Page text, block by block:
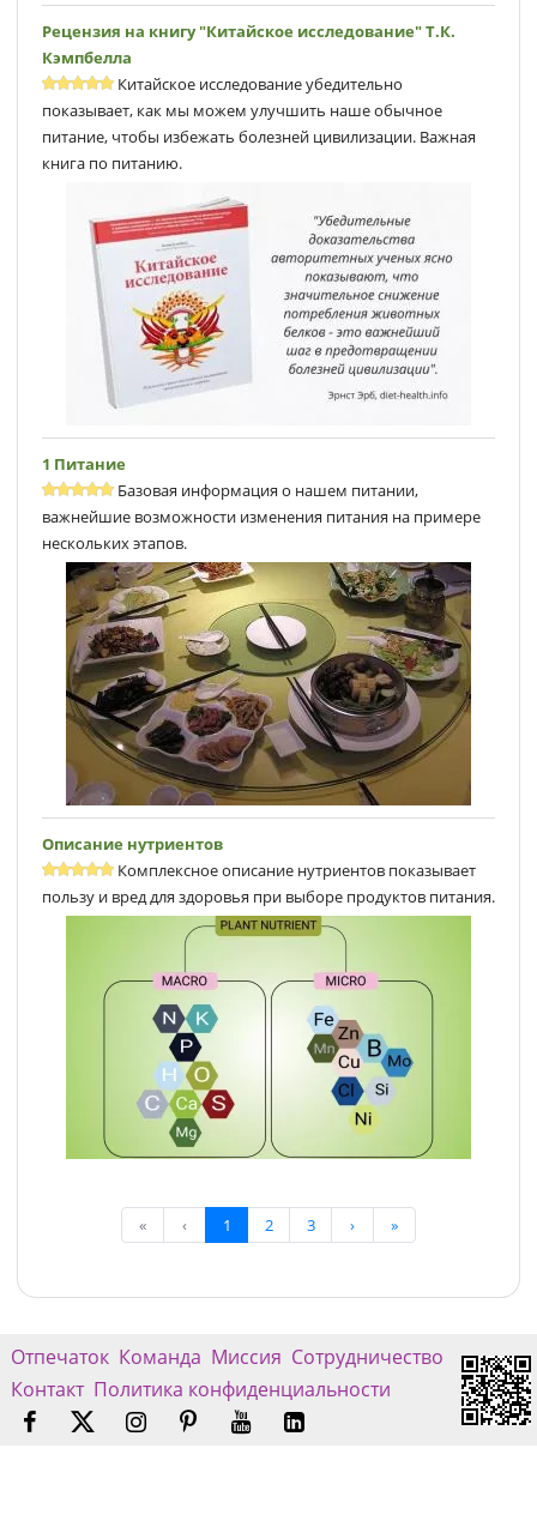
Рецензия на книгу "Китайское исследование" Т.К.
Кэмпбеллa
Китайское исследование убедительно
показывает, как мы можем улучшить наше обычное
питание, чтобы избежать болезней цивилизации. Важная
книга по питанию.
1 Питание
Базовая информация о нашем питании,
важнейшие возможности изменения питания на примере
нескольких этапов.
Описание нутриентов
Комплексное описание нутриентов показывает
пользу и вред для здоровья при выборе продуктов питания.
« ‹ 1 2 3 › »
Отпечаток Команда Миссия Сотрудничество
Контакт Политика конфиденциальности